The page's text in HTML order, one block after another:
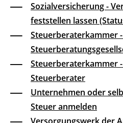
Sozialversicherung -
feststellen lassen
Steuerberaterkammer
Steuerberaterkammer
Steuerberater
Unternehmen oder
Steuer anmelden